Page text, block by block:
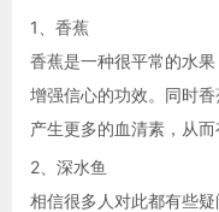
1、香蕉
香蕉是一种很平常的水
增强信心的功效。同时
产生更多的血清素，从而
2、深水鱼
相信很多人对此都有些